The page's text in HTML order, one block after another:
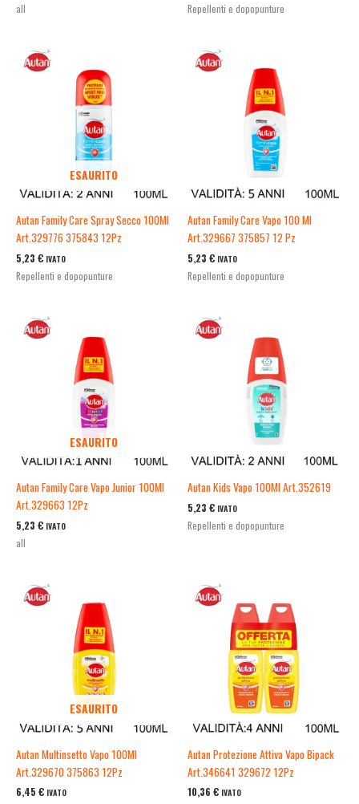
all Repellenti e dopopunture
ESAURITO
Autan Family Care Spray Secco 100Ml
Art.329776 375843 12Pz
5,23 € IVATO
Repellenti e dopopunture
Autan Family Care Vapo 100 Ml
Art.329667 375857 12 Pz
5,23 € IVATO
Repellenti e dopopunture
ESAURITO
Autan Family Care Vapo Junior 100Ml
Art.329663 12Pz
5,23 € IVATO
all
Autan Kids Vapo 100Ml Art.352619
5,23 € IVATO
Repellenti e dopopunture
ESAURITO
Autan Multinsetto Vapo 100Ml
Art.329670 375863 12Pz
6,45 € IVATO
Autan Protezione Attiva Vapo Bipack
Art.346641 329672 12Pz
10,36 € IVATO